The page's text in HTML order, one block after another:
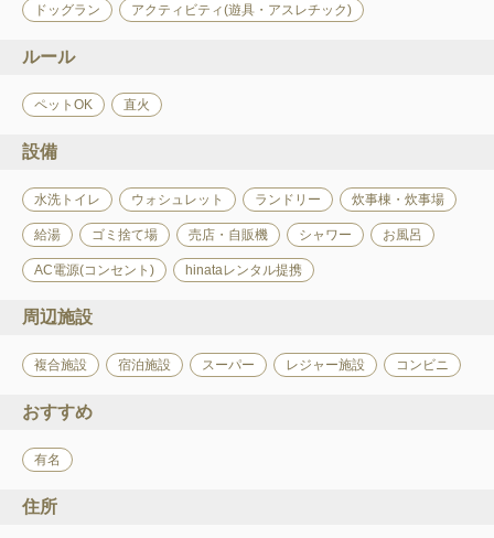
ドッグラン アクティビティ(遊具・アスレチック)
ルール
ペットOK 直火
設備
水洗トイレ ウォシュレット ランドリー 炊事棟・炊事場
給湯 ゴミ捨て場 売店・自販機 シャワー お風呂
AC電源(コンセント) hinataレンタル提携
周辺施設
複合施設 宿泊施設 スーパー レジャー施設 コンビニ
おすすめ
有名
住所